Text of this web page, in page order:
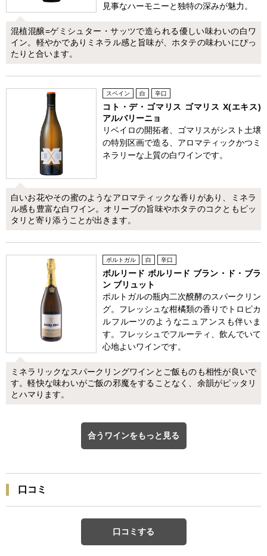
見事なハーモニーと独特の深みが魅力。
混植混醸=ゲミシュター・サッツで造られる優しい味わいの白ワ
イン。軽やかでありミネラル感と旨味が、ホタテの味わいにぴっ
たりと合います。
スペイン 白 辛口
コト・デ・ゴマリス ゴマリス X(エキス)
アルバリーニョ
リベイロの開拓者、ゴマリスがシスト土壌
の特別区画で造る、アロマティックかつミ
ネラリーな上質の白ワインです。
白いお花やその蜜のようなアロマティックな香りがあり、ミネラ
ル感も豊富な白ワイン。オリーブの旨味やホタテのコクともピッ
タリと寄り添うことが出きます。
ポルトガル 白 辛口
ボルリード ボルリード ブラン・ド・ブラ
ン ブリュット
ポルトガルの瓶内二次醗酵のスパークリン
グ。フレッシュな柑橘類の香りでトロピカ
ルフルーツのようなニュアンスも伴いま
す。フレッシュでフルーティ、飲んでいて
心地よいワインです。
ミネラリックなスパークリングワインとご飯ものも相性が良いで
す。軽快な味わいがご飯の邪魔をすることなく、余韻がピッタリ
とハマります。
合うワインをもっと見る
口コミ
口コミする